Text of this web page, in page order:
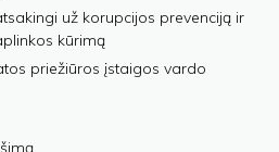
už korupcijos prevenciją ir
kūrimą
priežiūros įstaigos vardo